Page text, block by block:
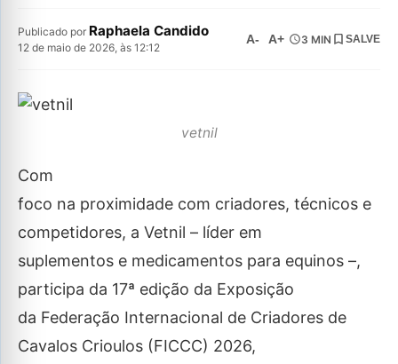
Publicado por Raphaela Candido
12 de maio de 2026, às 12:12
A- A+ 3 MIN SALVE
vetnil
Com
foco na proximidade com criadores, técnicos e
competidores, a Vetnil – líder em
suplementos e medicamentos para equinos –,
participa da 17ª edição da Exposição
da Federação Internacional de Criadores de
Cavalos Crioulos (FICCC) 2026,